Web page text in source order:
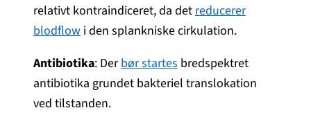
relativt kontraindiceret, da det reducerer
blodflow i den splankniske cirkulation.
Antibiotika: Derbør startes bredspektret
antibiotika grundet bakteriel translokation
ved tilstanden.